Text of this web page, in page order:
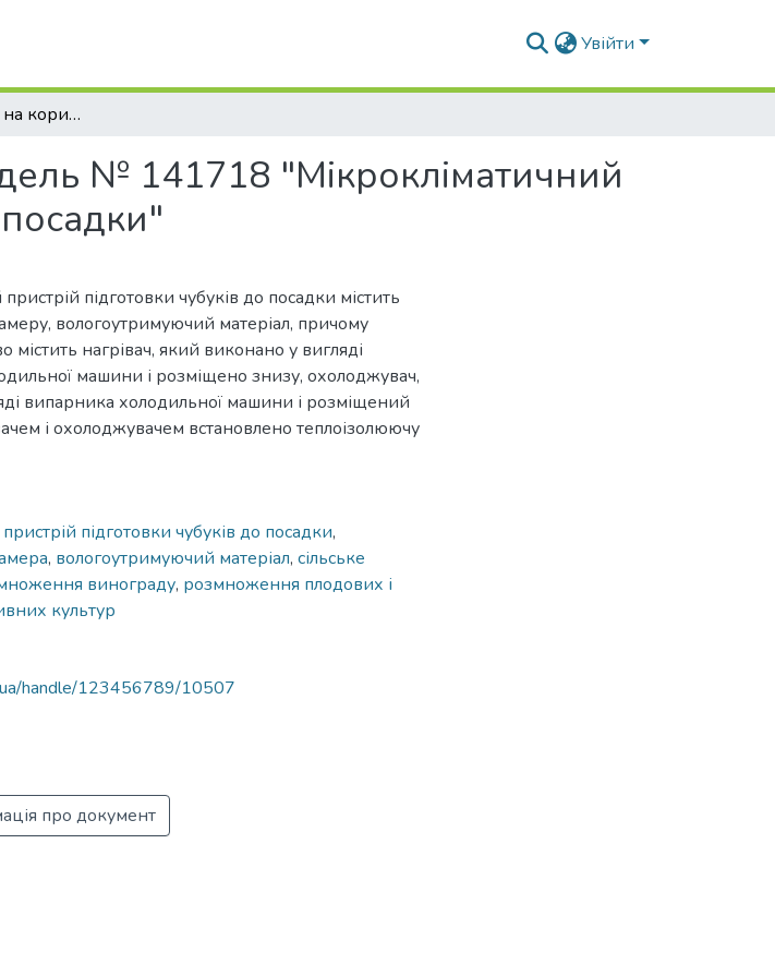
Увійти
Опис до патенту на корисну модель № 141718 "Мікрокліматичний пристрій підготовки чубуків до посадки"
№ 141718 "Мікрокліматичний
підготовки чубуків до посадки містить
вологоутримуючий матеріал, причому
містить нагрівач, який виконано у вигляді
машини і розміщено знизу, охолоджувач,
випарника холодильної машини і розміщений
і охолоджувачем встановлено теплоізолюючу
підготовки чубуків до посадки,
, вологоутримуючий матеріал, сільське
винограду, розмноження плодових і
культур
handle/123456789/10507
про документ